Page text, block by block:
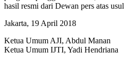
hasil resmi dari Dewan pers atas
Jakarta, 19 April 2018
Ketua Umum AJI, Abdul Manan
Ketua Umum IJTI, Yadi Hendriana